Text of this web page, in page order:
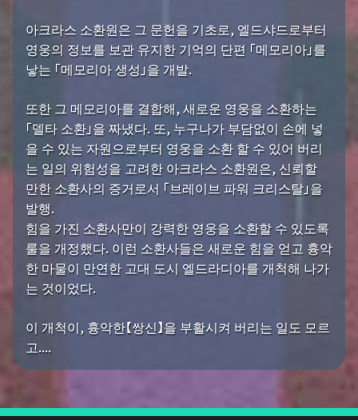
아크라스 소환원은 그 문헌을 기초로, 엘드샤드로부터
영웅의 정보를 보관 유지한 기억의 단편 「메모리아」를
낳는 「메모리아 생성」을 개발.
또한 그 메모리아를 결합해, 새로운 영웅을 소환하는
「델타 소환」을 짜냈다. 또, 누구나가 부담없이 손에 넣
을 수 있는 자원으로부터 영웅을 소환 할 수 있어 버리
는 일의 위험성을 고려한 아크라스 소환원은, 신뢰할
만한 소환사의 증거로서 「브레이브 파워 크리스탈」을
발행.
힘을 가진 소환사만이 강력한 영웅을 소환할 수 있도록
룰을 개정했다. 이런 소환사들은 새로운 힘을 얻고 흉악
한 마물이 만연한 고대 도시 엘드라디아를 개척해 나가
는 것이었다.
이 개척이, 흉악한【쌍신】을 부활시켜 버리는 일도 모르
고....